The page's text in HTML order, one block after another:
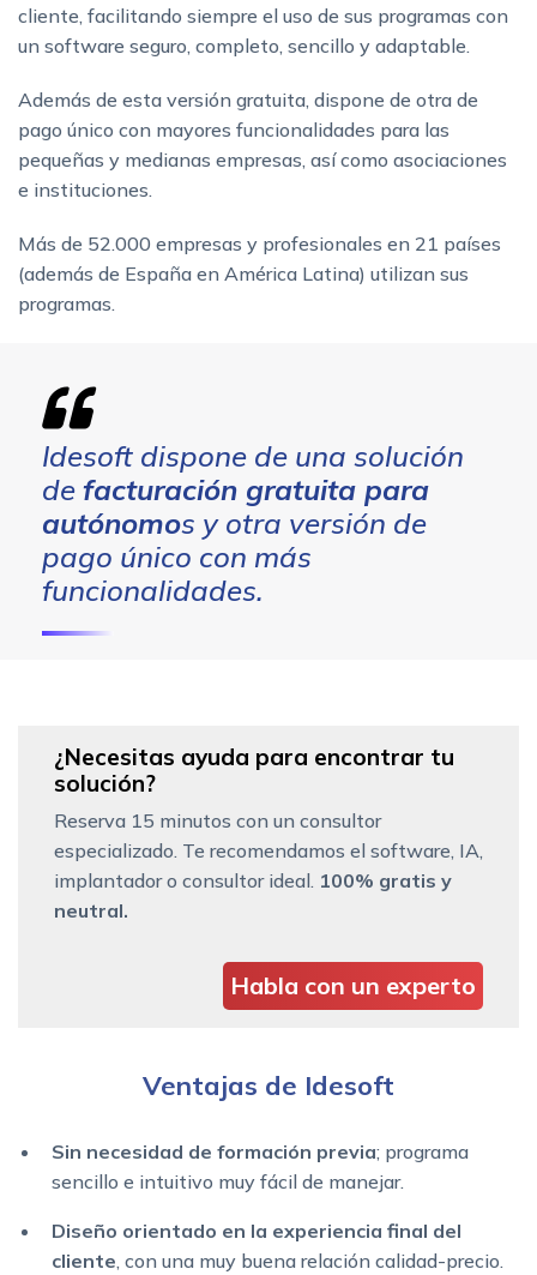
cliente, facilitando siempre el uso de sus programas con
un software seguro, completo, sencillo y adaptable.
Además de esta versión gratuita, dispone de otra de
pago único con mayores funcionalidades para las
pequeñas y medianas empresas, así como asociaciones
e instituciones.
Más de 52.000 empresas y profesionales en 21 países
(además de España en América Latina) utilizan sus
programas.
Idesoft dispone de una solución
de facturación gratuita para
autónomos y otra versión de
pago único con más
funcionalidades.
¿Necesitas ayuda para encontrar tu
solución?
Reserva 15 minutos con un consultor
especializado. Te recomendamos el software, IA,
implantador o consultor ideal. 100% gratis y
neutral.
Habla con un experto
Ventajas de Idesoft
Sin necesidad de formación previa; programa
sencillo e intuitivo muy fácil de manejar.
Diseño orientado en la experiencia final del
cliente, con una muy buena relación calidad-precio.